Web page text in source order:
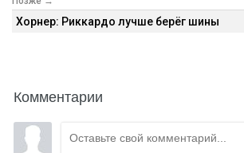
Хорнер: Риккардо лучше берёг шины
Комментарии